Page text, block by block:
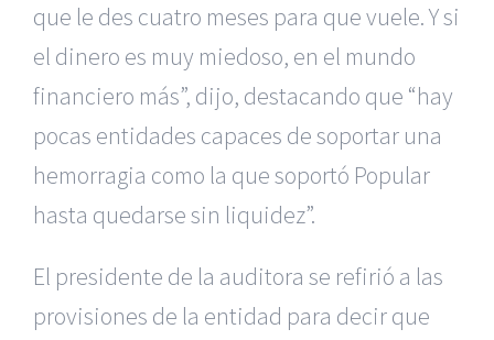
que le des cuatro meses para que vuele. Y si
el dinero es muy miedoso, en el mundo
financiero más”, dijo, destacando que “hay
pocas entidades capaces de soportar una
hemorragia como la que soportó Popular
hasta quedarse sin liquidez”.
El presidente de la auditora se refirió a las
provisiones de la entidad para decir que